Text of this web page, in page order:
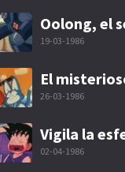
Oolong, el
19-03-1986
El
26-03-1986
Vigila la
02-04-1986